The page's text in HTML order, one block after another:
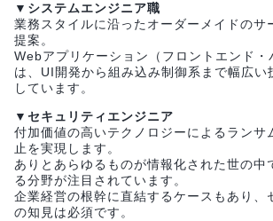
▼システムエンジニア職
業務スタイルに沿ったオーダーメイドのサ
提案。
Webアプリケーション（フロントエンド・
は、UI開発から組み込み制御系まで幅広い
しています。
▼セキュリティエンジニア
付加価値の高いテクノロジーによるランサ
止を実現します。
ありとあらゆるものが情報化された世の中
る分野が注目されています。
企業経営の根幹に直結するケースもあり、
の知見は必須です。